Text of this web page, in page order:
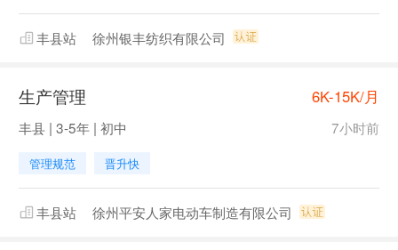
丰县站 徐州银丰纺织有限公司
生产管理 6K-15K/月
丰县 | 3-5年 | 初中 7小时前
管理规范 晋升快
丰县站 徐州平安人家电动车制造有限公司